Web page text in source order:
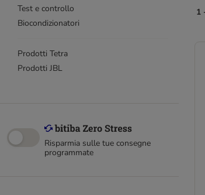
Test e controllo
Biocondizionatori
Prodotti Tetra
Prodotti JBL
Risparmia sulle tue consegne
programmate
1